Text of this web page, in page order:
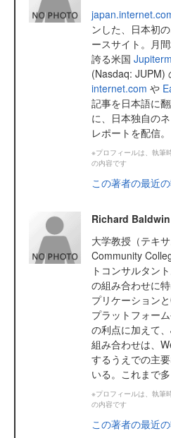
ンした、日本初
ースサイト。月
誇る米国
(Nasdaq: JUPM)
internet.com や
記事を日本語に
に、日本独自の
レポートを配信。
※プロフィールは、執筆
の内容です
この著者の最近
Richard
大学教授（テキ
Community
トコンサルタン
の組み合わせに
プリケーション
プラットフォー
の利点に加えて
組み合わせは、
するうえでの主
いる。これまで
※プロフィールは、執筆
の内容です
この著者の最近